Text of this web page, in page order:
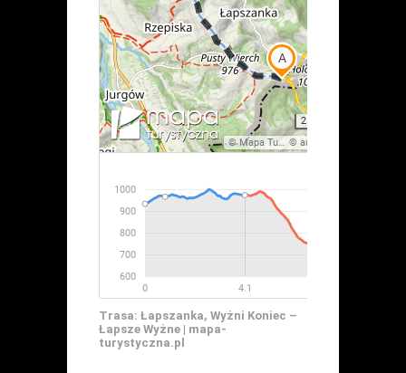
Trasa: Łapszanka, Wyżni Koniec –
Łapsze Wyżne | mapa-
turystyczna.pl